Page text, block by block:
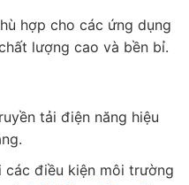
hợp cho các ứng dụng
lượng cao và bền bỉ.
tải điện năng hiệu
các điều kiện môi trường